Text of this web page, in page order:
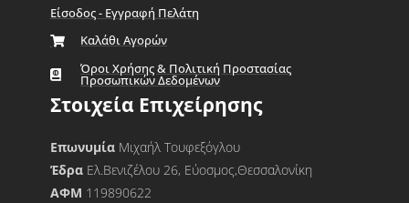
Είσοδος - Εγγραφή Πελάτη
Καλάθι Αγορών
Όροι Χρήσης & Πολιτική Προστασίας
Προσωπικών Δεδομένων
Στοιχεία Επιχείρησης
Επωνυμία Μιχαήλ Τουφεξόγλου
Έδρα Ελ.Βενιζέλου 26, Εύοσμος,Θεσσαλονίκη
ΑΦΜ 119890622